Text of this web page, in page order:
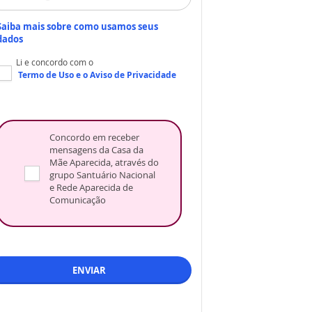
mais sobre como usamos seus
Li e concordo com o
Termo de Usoe oAviso de Privacidade
Concordo em receber
mensagens da Casa da
Mãe Aparecida, através do
grupo Santuário Nacional
e Rede Aparecida de
Comunicação
ENVIAR